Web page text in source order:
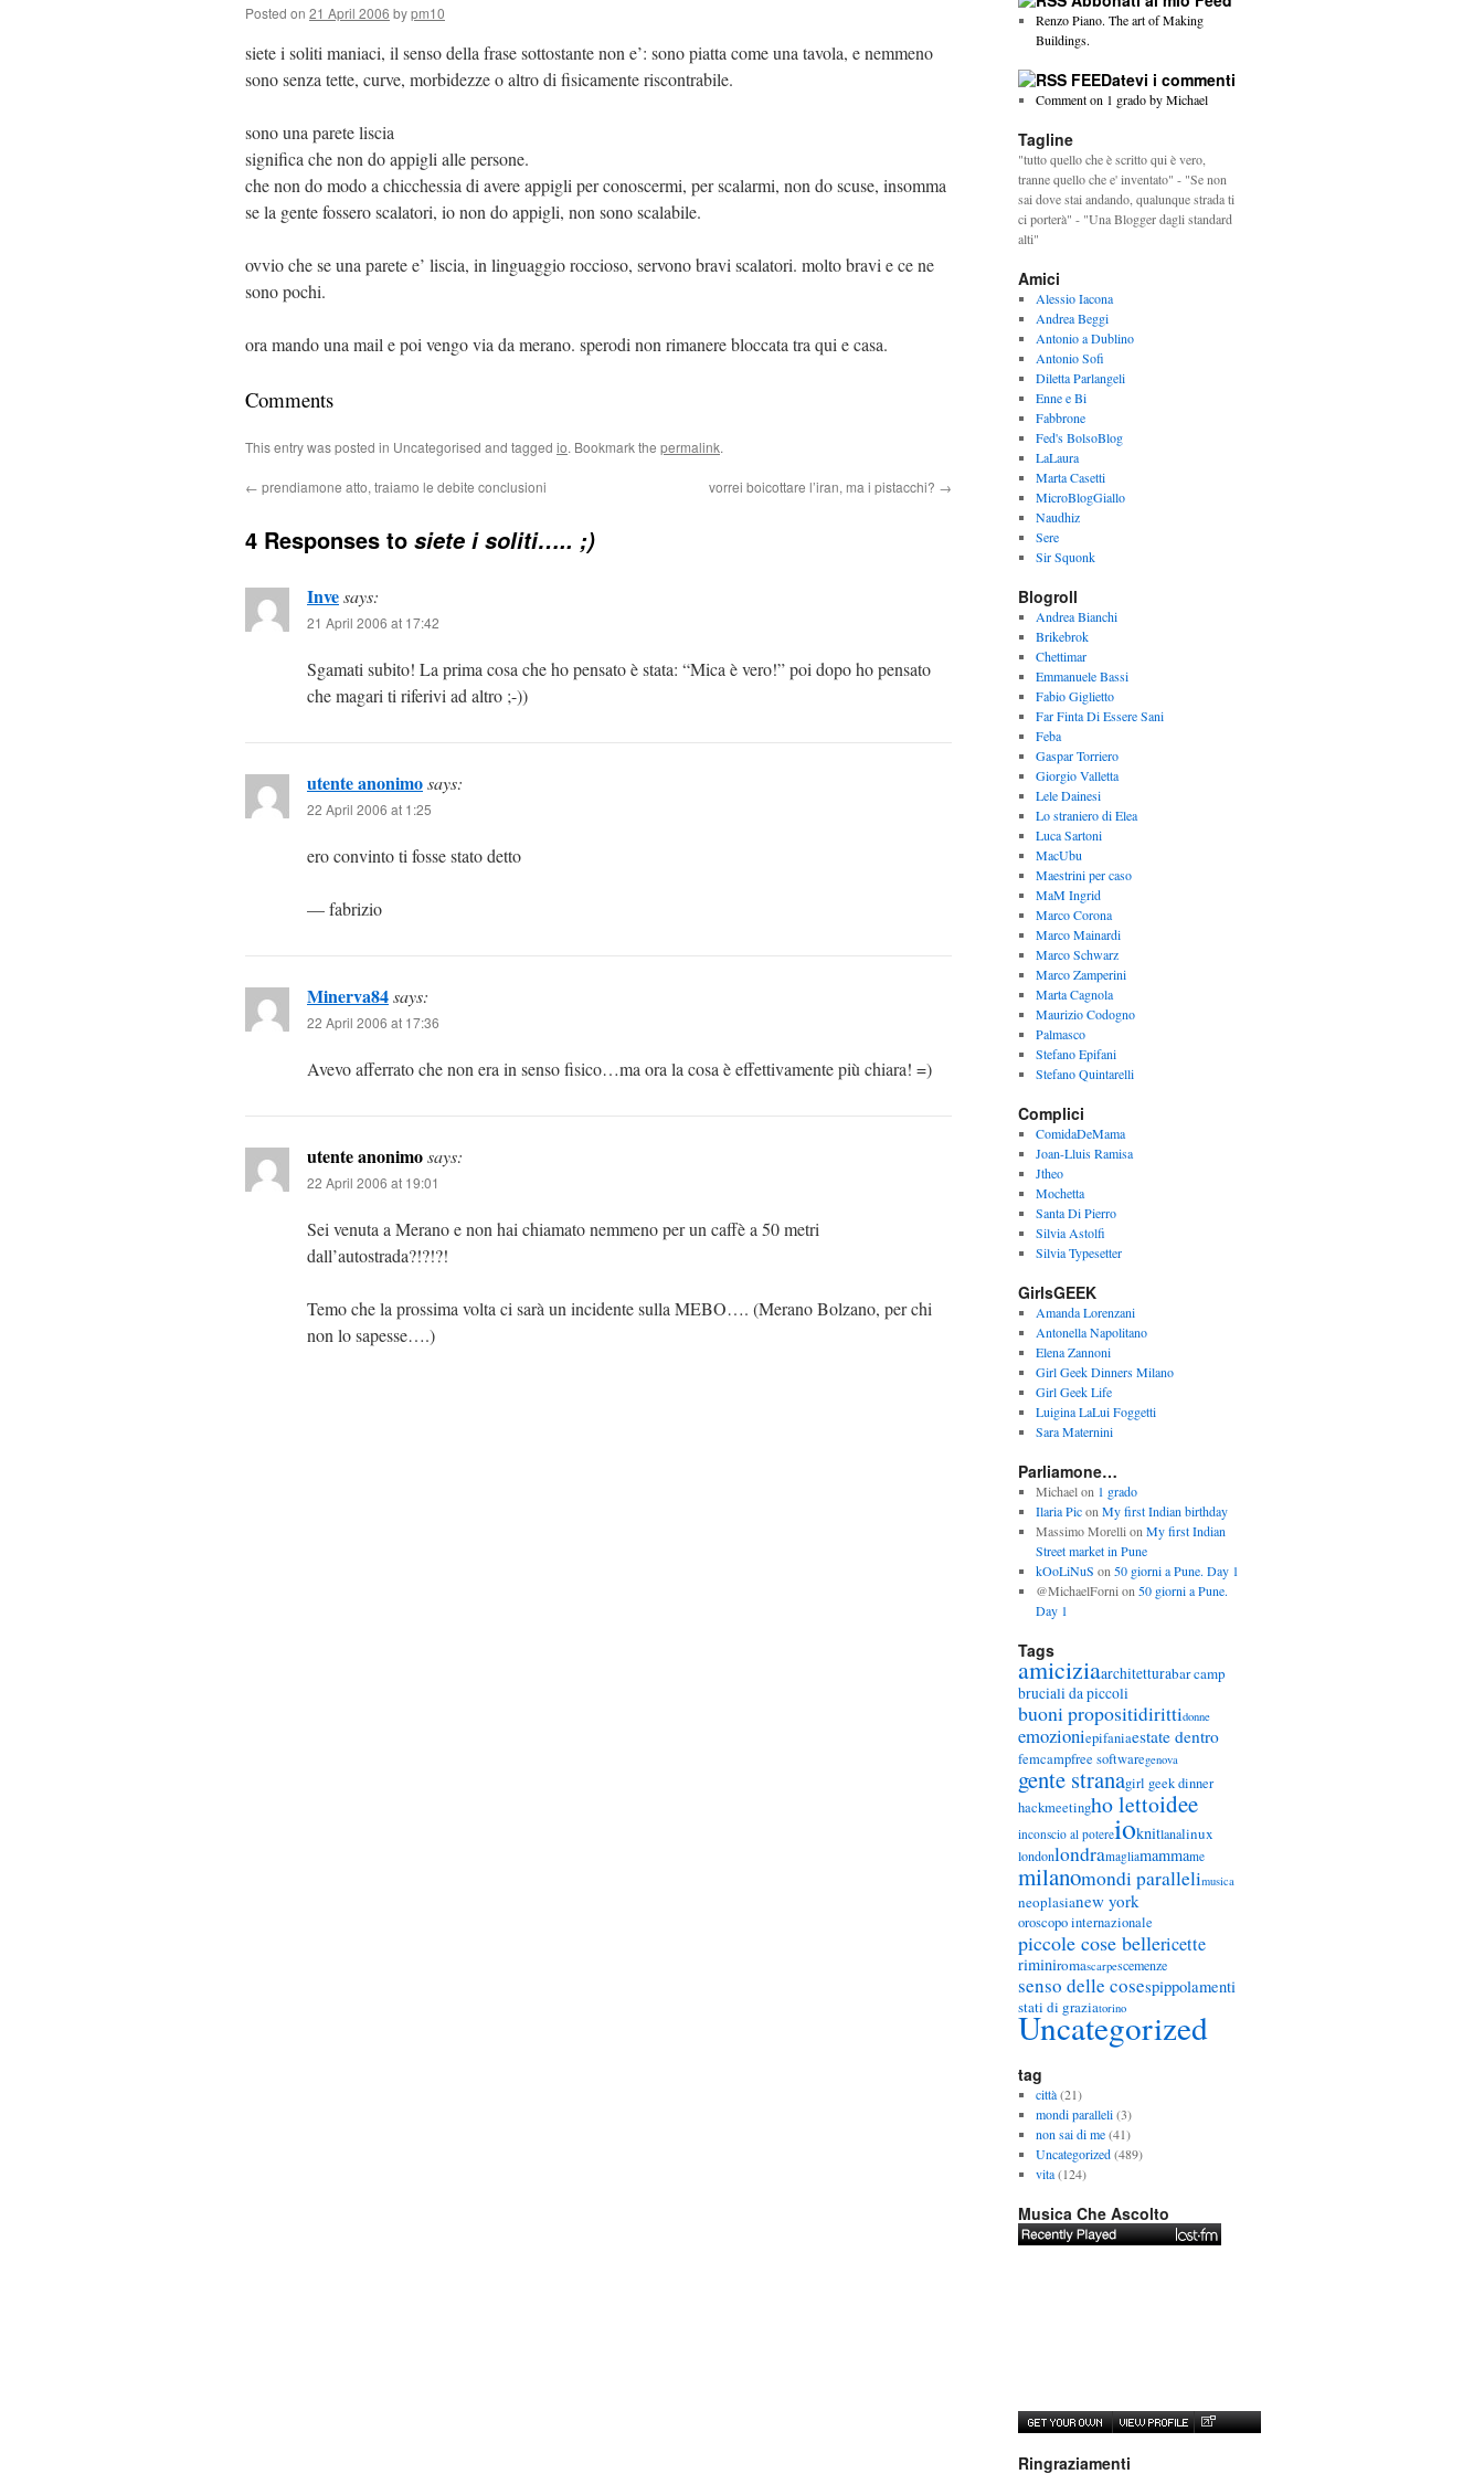
Posted on 21 April 2006 bypm10
siete i soliti maniaci, il senso della frase sottostante non e’: sono piatta come una tavola, e nemmeno
sono senza tette, curve, morbidezze o altro di fisicamente riscontrabile.
sono una parete liscia
significa che non do appigli alle persone.
che non do modo a chicchessia di avere appigli per conoscermi, per scalarmi, non do scuse, insomma
se la gente fossero scalatori, io non do appigli, non sono scalabile.
ovvio che se una parete e’ liscia, in linguaggio roccioso, servono bravi scalatori. molto bravi e ce ne
sono pochi.
ora mando una mail e poi vengo via da merano. sperodi non rimanere bloccata tra qui e casa.
Comments
This entry was posted in Uncategorised and tagged io. Bookmark the permalink.
← prendiamone atto, traiamo le debite conclusioni vorrei boicottare l’iran, ma i pistacchi? →
4 Responses to siete i soliti….. ;)
Invesays:
21 April 2006 at 17:42
Sgamati subito! La prima cosa che ho pensato è stata: “Mica è vero!” poi dopo ho pensato
che magari ti riferivi ad altro ;-))
utente anonimosays:
22 April 2006 at 1:25
ero convinto ti fosse stato detto
— fabrizio
Minerva84says:
22 April 2006 at 17:36
Avevo afferrato che non era in senso fisico…ma ora la cosa è effettivamente più chiara! =)
utente anonimosays:
22 April 2006 at 19:01
Sei venuta a Merano e non hai chiamato nemmeno per un caffè a 50 metri
dall’autostrada?!?!?!
Temo che la prossima volta ci sarà un incidente sulla MEBO…. (Merano Bolzano, per chi
non lo sapesse….)
Renzo Piano. The art of Making
Buildings.
FEEDatevi i commenti
Comment on 1 grado by Michael
Tagline
"tutto quello che è scritto qui è vero,
tranne quello che e' inventato" - "Se non
sai dove stai andando, qualunque strada ti
ci porterà" - "Una Blogger dagli standard
alti"
Amici
Alessio Iacona
Andrea Beggi
Antonio a Dublino
Antonio Sofi
Diletta Parlangeli
Enne e Bi
Fabbrone
Fed's BolsoBlog
LaLaura
Marta Casetti
MicroBlogGiallo
Naudhiz
Sere
Sir Squonk
Blogroll
Andrea Bianchi
Brikebrok
Chettimar
Emmanuele Bassi
Fabio Giglietto
Far Finta Di Essere Sani
Feba
Gaspar Torriero
Giorgio Valletta
Lele Dainesi
Lo straniero di Elea
Luca Sartoni
MacUbu
Maestrini per caso
MaM Ingrid
Marco Corona
Marco Mainardi
Marco Schwarz
Marco Zamperini
Marta Cagnola
Maurizio Codogno
Palmasco
Stefano Epifani
Stefano Quintarelli
Complici
ComidaDeMama
Joan-Lluis Ramisa
Jtheo
Mochetta
Santa Di Pierro
Silvia Astolfi
Silvia Typesetter
GirlsGEEK
Amanda Lorenzani
Antonella Napolitano
Elena Zannoni
Girl Geek Dinners Milano
Girl Geek Life
Luigina LaLui Foggetti
Sara Maternini
Parliamone…
Michaelon 1 grado
Ilaria Picon My first Indian birthday
Massimo Morelli on My first Indian
Street market in Pune
kOoLiNuS on 50 giorni a Pune. Day 1
@MichaelForni on 50 giorni a Pune.
Day 1
Tags
amiciziaarchitetturabar camp
bruciali da piccoli
buoni propositidirittidonne
emozioniepifaniaestate dentro
femcampfree softwaregenova
gente stranagirl geek dinner
hackmeetingho lettoidee
inconscio al potereioknitlanalinux
londonlondramagliamammame
milanomondi parallelimusica
neoplasianew york
oroscopo internazionale
piccole cose bellericette
riminiromascarpescemenze
senso delle cosespippolamenti
stati di graziatorino
Uncategorized
tag
città(21)
mondi paralleli(3)
non sai di me(41)
Uncategorized(489)
vita(124)
Musica Che Ascolto
Ringraziamenti